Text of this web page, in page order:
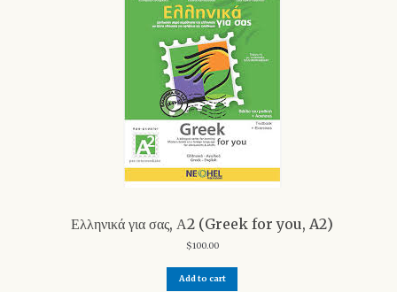
Ελληνικά για σας, Α2 (Greek for you, A2)
$100.00
Add to cart